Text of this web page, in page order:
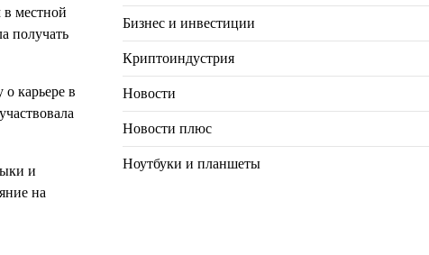
в местной
получать
карьере в
и
на
Бизнес и инвестиции
Криптоиндустрия
Новости
Новости плюс
Ноутбуки и планшеты